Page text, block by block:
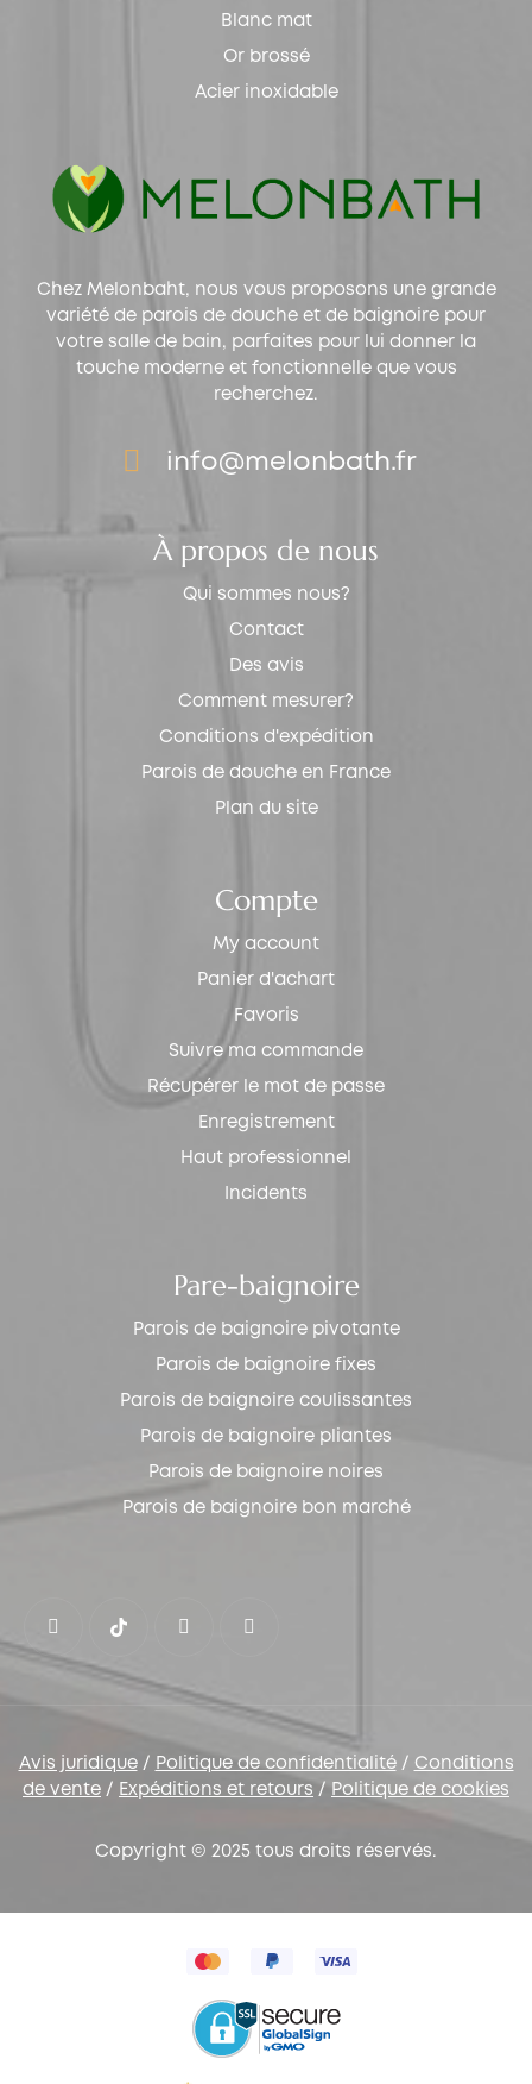
Blanc mat
Or brossé
Acier inoxidable
Chez Melonbaht, nous vous proposons une grande
variété de parois de douche et de baignoire pour
votre salle de bain, parfaites pour lui donner la
touche moderne et fonctionnelle que vous
recherchez.
info@melonbath.fr
À propos de nous
Qui sommes nous?
Contact
Des avis
Comment mesurer?
Conditions d'expédition
Parois de douche en France
Plan du site
Compte
My account
Panier d'achart
Favoris
Suivre ma commande
Récupérer le mot de passe
Enregistrement
Haut professionnel
Incidents
Pare-baignoire
Parois de baignoire pivotante
Parois de baignoire fixes
Parois de baignoire coulissantes
Parois de baignoire pliantes
Parois de baignoire noires
Parois de baignoire bon marché
Avis juridique/ Politique de confidentialité/ Conditions
de vente / Expéditions et retours / Politique de cookies
Copyright © 2025 tous droits réservés.